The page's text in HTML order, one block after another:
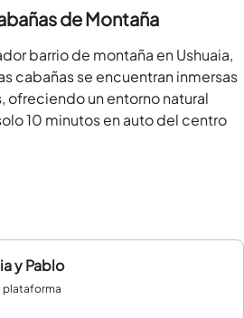
de Montaña
barrio de montaña en Ushuaia,
cabañas se encuentran inmersas
ofreciendo un entorno natural
10 minutos en auto del centro
y Pablo
plataforma